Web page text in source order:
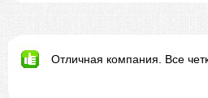
Отличная компания. Все